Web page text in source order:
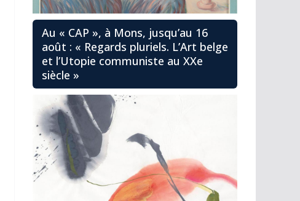
Au « CAP », à Mons, jusqu’au 16
août : « Regards pluriels. L’Art belge
et l’Utopie communiste au XXe
siècle »